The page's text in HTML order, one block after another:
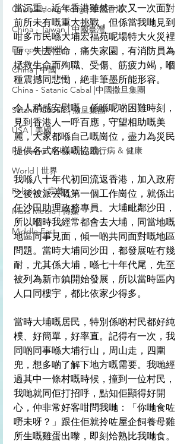
China - Hong Kong | 中國香港
China - Taiwan | 中國臺灣
Europe | 歐洲
China | 中國
China - Satanic Cabal |中國撒旦集團
Satanic Cabals | 撒旦集團
USA | 美國
Pandemic & Health | 流行病 & 健康
World | 世界
Religion | 宗教
Mass Media | 傳媒
Middle East
當沉重。近年香港雖然一次又一次面對
前所未有嘅重大挑戰，但係當我哋見到
咁多市民喺大埔宏福苑呢場特大火災裡
面，失去性命，痛失家園，有消防員為
拯救生命而殉職、受傷、筋疲力竭，嗰
種震撼同悲慟，絶非筆墨所能形容。
令人稍感安慰嘅，係喺呢啲困難時刻，
見到香港人一呼百應，守望相助嘅美
麗，大家都喺自己嘅崗位，盡力為災民
提供各式各樣嘅協助。
我喺八十年代初回流返香港，加入政府
之後被派去嘅第一個工作崗位，就係出
任沙田助理政務專員。大埔毗鄰沙田，
所以嗰時我經常都會去大埔，同當地嘅
地區同事見面，傾一啲共同面對嘅地區
問題。當時大埔同沙田，都發展咗冇幾
耐，尤其係大埔，喺七十年代尾，先至
被列為新市鎮開始發展，所以當時區內
人口同樓宇，都比依家少得多。
當時大埔嘅居民，特別係啲村民都好純
樸、好簡單，好率直。記得有一次，我
同啲同事喺大埔行山，周山走，四圍
兜，想多啲了解下地方嘅需要。我哋經
過其中一條村嘅時候，撞到一位村民，
我哋就同佢打招呼，點知佢顯得好開
心，仲非常好客咁問我哋：「你哋食咗
嘢未呀？」跟住佢就拎咗屋企飼養母雞
所生嘅雞蛋出嚟，即刻烚熟比我哋食。